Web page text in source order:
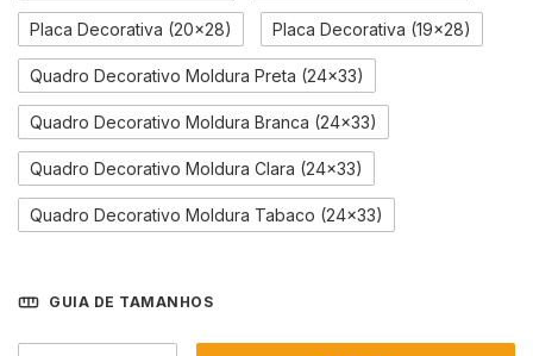
Placa Decorativa (20x28) Placa Decorativa (19x28)
Quadro Decorativo Moldura Preta (24x33)
Quadro Decorativo Moldura Branca (24x33)
Quadro Decorativo Moldura Clara (24x33)
Quadro Decorativo Moldura Tabaco (24x33)
GUIA DE TAMANHOS